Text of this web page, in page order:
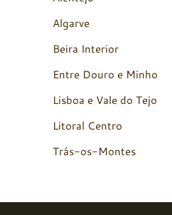
Algarve
Beira Interior
Entre Douro e Minho
Lisboa e Vale do Tejo
Litoral Centro
Trás-os-Montes